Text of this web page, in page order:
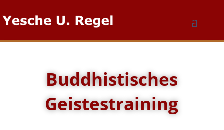
Buddhistisches
Geistestraining